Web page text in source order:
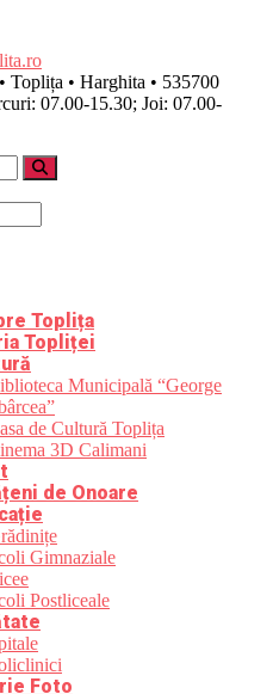
Toplița • Harghita • 535700
07.00-15.30; Joi: 07.00-
Toplița
Topliței
Municipală “George
de Cultură Toplița
3D Calimani
de Onoare
Gimnaziale
Postliceale
Foto